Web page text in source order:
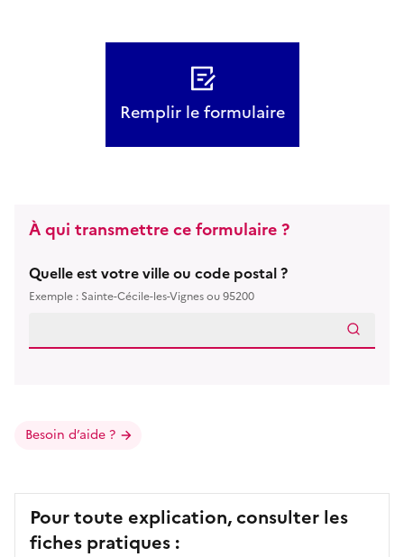
Remplir le formulaire
À qui transmettre ce formulaire ?
Quelle est votre ville ou code postal ?
Exemple : Sainte-Cécile-les-Vignes ou 95200
Besoin d’aide ?
Pour toute explication, consulter les
fiches pratiques :